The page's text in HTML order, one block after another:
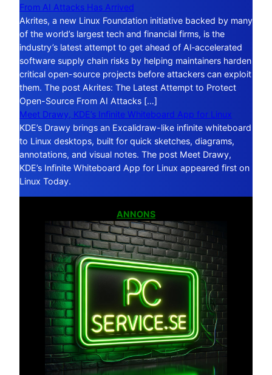
From AI Attacks Has Arrived
Akrites, a new Linux Foundation initiative backed by many
of the world’s largest tech and financial firms, is the
industry’s latest attempt to get ahead of AI‑accelerated
software supply chain risks by helping maintainers harden
critical open-source projects before attackers can exploit
them. The post Akrites: The Latest Attempt to Protect
Open-Source From AI Attacks […]
Meet Drawy, KDE’s Infinite Whiteboard App for Linux
KDE’s Drawy brings an Excalidraw-like infinite whiteboard
to Linux desktops, built for quick sketches, diagrams,
annotations, and visual notes. The post Meet Drawy,
KDE’s Infinite Whiteboard App for Linux appeared first on
Linux Today.
ANNONS